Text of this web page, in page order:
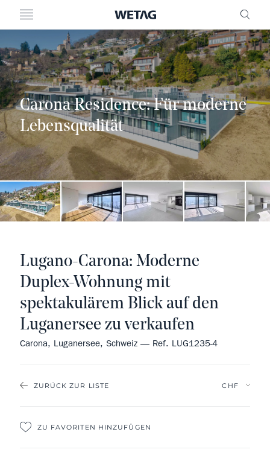
MENU
Carona Residence: Für moderne
Lebensqualität
ZURÜCK ZUR LISTE
ZU FAVORITEN HINZUFÜGEN
Lugano-Carona: Moderne
Duplex-Wohnung mit
spektakulärem Blick auf den
Luganersee zu verkaufen
Carona, Luganersee, Schweiz — Ref. LUG1235-4